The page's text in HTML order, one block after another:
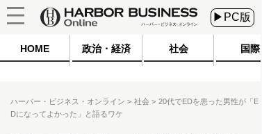
▶PC版
HOME 政治・経済 社会 国際
ハーバー・ビジネス・オンライン 社会
20代でEDを患った男性が「E
Dになってよかった」と語るワケ